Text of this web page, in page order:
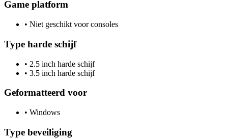
Game platform
• Niet geschikt voor consoles
Type harde schijf
• 2.5 inch harde schijf
• 3.5 inch harde schijf
Geformatteerd voor
• Windows
Type beveiliging